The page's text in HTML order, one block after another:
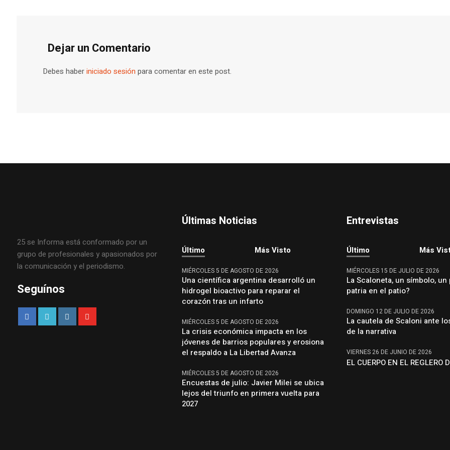
Dejar un Comentario
Debes haberiniciado sesión para comentar en este post.
25 se Informa está conformado por un
grupo de profesionales y apasionados por
la comunicación y el periodismo.
Seguínos
Últimas Noticias
Último Más Visto
MIÉRCOLES 5 DE AGOSTO DE 2026
Una científica argentina desarrolló un
hidrogel bioactivo para reparar el
corazón tras un infarto
MIÉRCOLES 5 DE AGOSTO DE 2026
La crisis económica impacta en los
jóvenes de barrios populares y erosiona
el respaldo a La Libertad Avanza
MIÉRCOLES 5 DE AGOSTO DE 2026
Encuestas de julio: Javier Milei se ubica
lejos del triunfo en primera vuelta para
2027
Entrevistas
Último Más
MIÉRCOLES 15 DE JULIO DE 2026
La Scaloneta, un símbolo,
patria en el patio?
DOMINGO 12 DE JULIO DE 2026
La cautela de Scaloni ante
de la narrativa
VIERNES 26 DE JUNIO DE 2026
EL CUERPO EN EL REGLERO